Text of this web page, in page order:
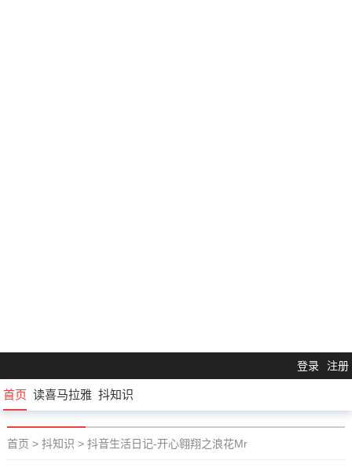
登录 注册
首页 读喜马拉雅 抖知识
首页 > 抖知识 > 抖音生活日记-开心翱翔之浪花Mr